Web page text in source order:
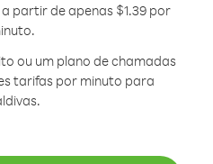
partir de apenas $1.39 por
ou um plano de chamadas
tarifas por minuto para